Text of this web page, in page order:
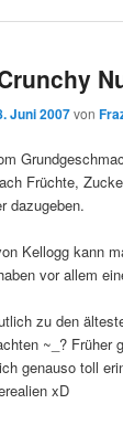
Juni 2007von
Früchte,
dazugeben.
Kellogg kann
vor allem
zu den
~_? Früher
genauso toll
xD